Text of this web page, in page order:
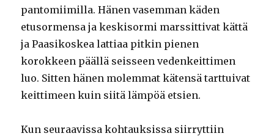
pantomiimilla. Hänen vasemman käden
etusormensa ja keskisormi marssittivat kättä
ja Paasikoskea lattiaa pitkin pienen
korokkeen päällä seisseen vedenkeittimen
luo. Sitten hänen molemmat kätensä tarttuivat
keittimeen kuin siitä lämpöä etsien.
Kun seuraavissa kohtauksissa siirryttiin